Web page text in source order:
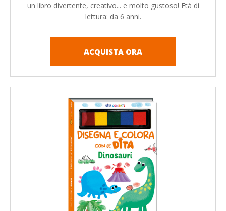
un libro divertente, creativo... e molto gustoso! Età di
lettura: da 6 anni.
ACQUISTA ORA